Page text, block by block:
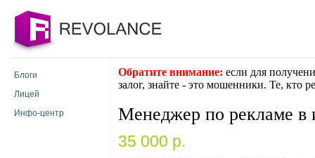
Блоги
Лицей
Инфо-центр
Обратите внимание: если для
залог, знайте - это мошенники. Те, кто
Менеджер по рекламе в
35 000 p.